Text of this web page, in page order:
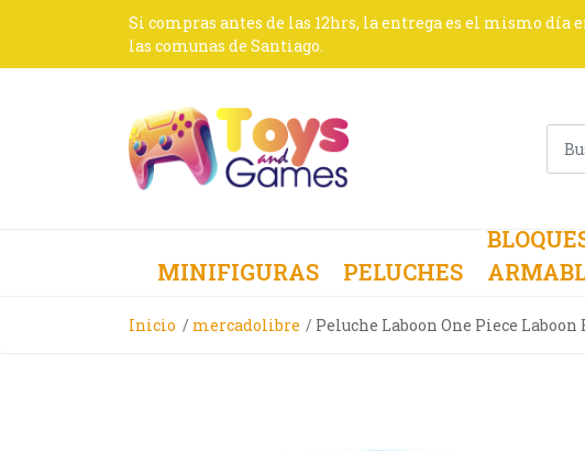
Si compras antes de las 12hrs, la entrega es el mismo día
las comunas de Santiago.
MINIFIGURAS PELUCHES
Inicio mercadolibre Peluche Laboon One Piece